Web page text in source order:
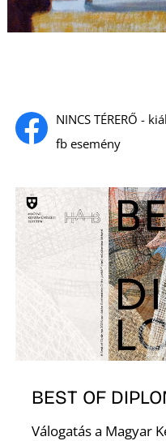
NINCS TÉRERŐ -
fb esemény
BEST OF
Válogatás a Magyar